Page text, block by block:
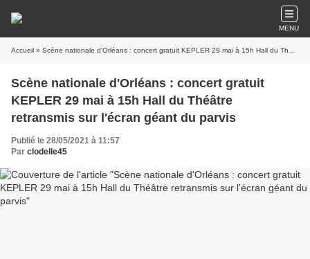
MENU
Accueil » Scène nationale d'Orléans : concert gratuit KEPLER 29 mai à 15h Hall du Théâtre retransmis sur l'écran géant du parvis
Scène nationale d'Orléans : concert gratuit
KEPLER 29 mai à 15h Hall du Théâtre
retransmis sur l'écran géant du parvis
Publié le 28/05/2021 à 11:57
Par clodelle45